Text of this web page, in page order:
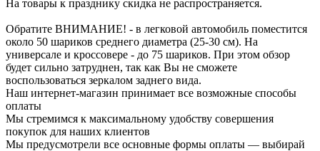
На товары к празднику скидка не распространяется.
Обратите ВНИМАНИЕ! - в легковой автомобиль поместится
около 50 шариков среднего диаметра (25-30 см). На
универсале и кроссовере - до 75 шариков. При этом обзор
будет сильно затруднен, так как Вы не сможете
воспользоваться зеркалом заднего вида.
Наш интернет-магазин принимает все возможные способы
оплаты
Мы стремимся к максимальному удобству совершения
покупок для наших клиентов
Мы предусмотрели все основные формы оплаты — выбирай